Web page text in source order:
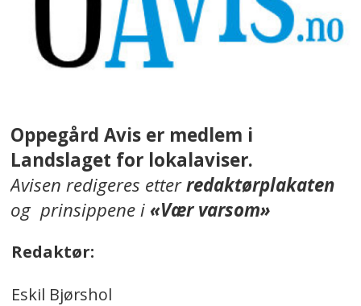
Oppegård Avis er medlem i
Landslaget for lokalaviser.
Avisen redigeres etterredaktørplakaten
og prinsippene i«Vær varsom»
Redaktør:
Eskil Bjørshol